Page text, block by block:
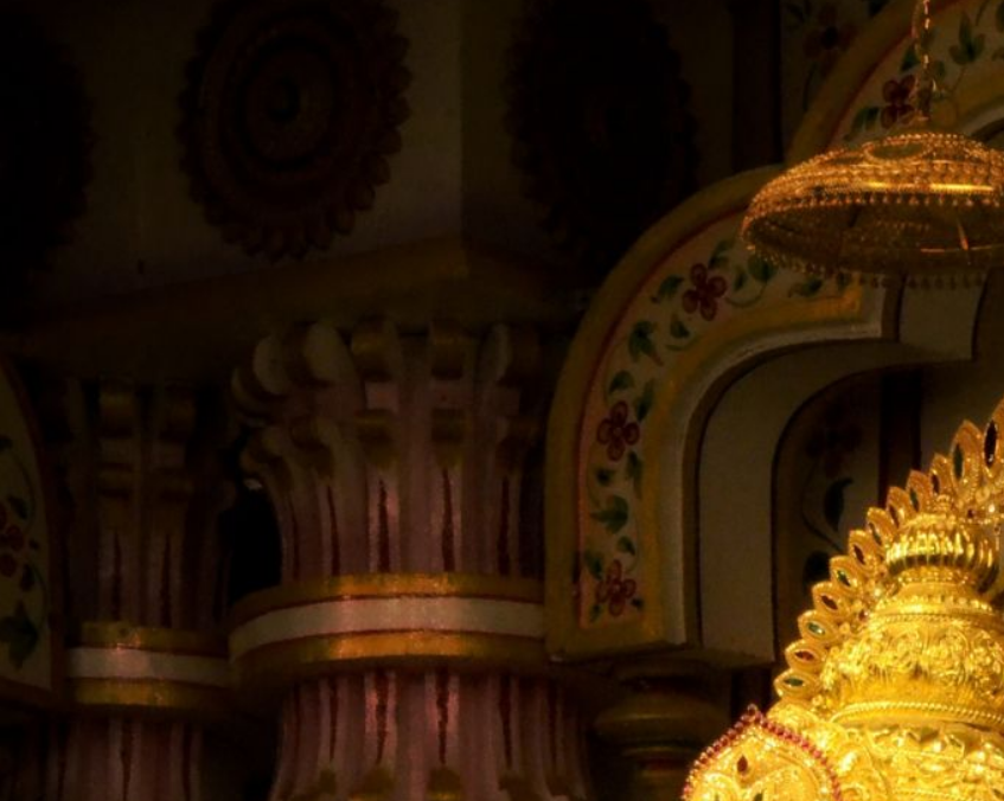
बिहार में कई
इन मंदिर के
दूर...
बिहार में कई प्राचीन मंदिर हैं। इन
से भक्त आते हैं।